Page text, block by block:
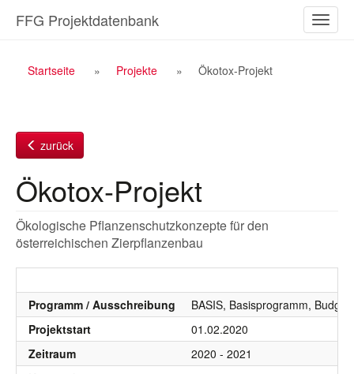
Inhalt
ein-/
FFG Projektdatenbank
Breadcrumb
Startseite Projekte Ökotox-Projekt
zurück
Ökotox-Projekt
Ökologische Pflanzenschutzkonzepte für den
österreichischen Zierpflanzenbau
Programm / Ausschreibung
BASIS, Basisprogramm,
Projektstart
01.02.2020
Zeitraum
2020 - 2021